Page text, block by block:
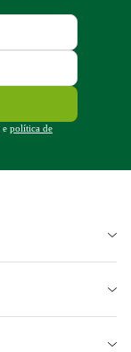
e política de